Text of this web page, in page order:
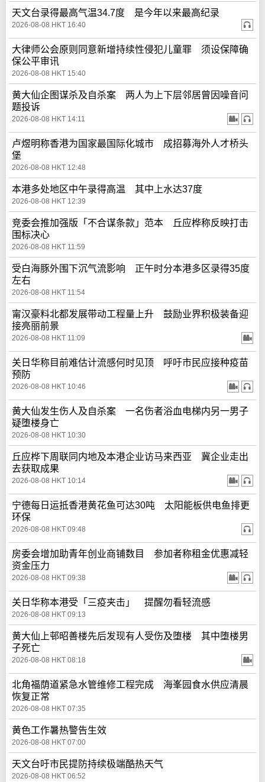
天文台录得最高气温34.7度 是今年以来最高纪录
2026-08-08 HKT 16:40
大律师公会原则同意新增持续性侵犯儿童罪 须设保障确
保公平审讯
2026-08-08 HKT 15:40
黄大仙企图谋杀及自杀案 两人为上下层邻居曾因噪音问
题投诉
2026-08-08 HKT 14:11
卢煜明称香港为国家最国际化城市 成招募海外人才桥头
堡
2026-08-08 HKT 12:48
本港多处地区中午录得高温 其中上水达37度
2026-08-08 HKT 12:39
竞委会推加强版「不合谋条款」范本 丘应桦称反映打击
围标决心
2026-08-08 HKT 11:59
受白海豚外围下沉气流影响 正午时分本港多区录得35度
左右
2026-08-08 HKT 11:54
甯汉豪料北都发展带动工程量上升 鼓励业界积极装备迎
接亮丽前景
2026-08-08 HKT 11:09
关日华称目前难估计流感何时见顶 呼吁市民应接种疫苗
预防
2026-08-08 HKT 10:46
黄大仙发生伤人及自杀案 一名伤者浴血电梯内另一男子
疑堕楼身亡
2026-08-08 HKT 10:30
丘应桦下周联同内地及本港企业访马来西亚 冀企业走出
去获取成果
2026-08-08 HKT 10:14
宁德每日运抵香港黄花鱼可达30吨 太阳能板供电鱼排更
环保
2026-08-08 HKT 09:48
房委会增加助青年创业商铺数目 参加者称租金优惠减轻
资金压力
2026-08-08 HKT 09:38
关日华称本港受「三疫夹击」 提醒勿看轻流感
2026-08-08 HKT 09:13
黄大仙上邨昭善楼先后发现有人受伤及堕楼 其中堕楼男
子死亡
2026-08-08 HKT 08:18
北角福荫道紧急水管维修工程完成 海峯园食水供应清晨
恢复正常
2026-08-08 HKT 07:35
黄色工作暑热警告生效
2026-08-08 HKT 07:00
天文台吁市民提防持续极端酷热天气
2026-08-08 HKT 06:52